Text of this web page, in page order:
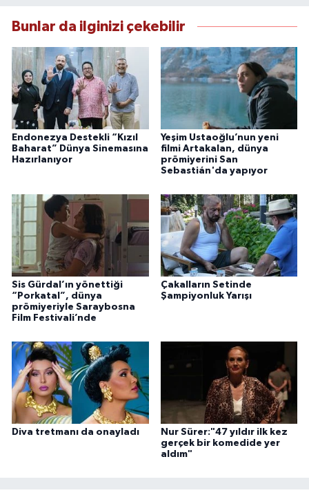
Bunlar da ilginizi çekebilir
Endonezya Destekli “Kızıl
Baharat” Dünya Sinemasına
Hazırlanıyor
Yeşim Ustaoğlu’nun yeni
filmi Artakalan, dünya
prömiyerini San
Sebastián'da yapıyor
Sis Gürdal’ın yönettiği
“Porkatal”, dünya
prömiyeriyle Saraybosna
Film Festivali’nde
Çakalların Setinde
Şampiyonluk Yarışı
Diva tretmanı da onayladı
Nur Sürer:"47 yıldır ilk kez
gerçek bir komedide yer
aldım"